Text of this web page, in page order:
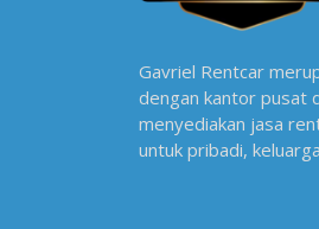
Gavriel Rentcar
dengan kantor pusat
menyediakan jasa
untuk pribadi,